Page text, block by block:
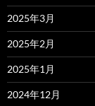
2025年3月
2025年2月
2025年1月
2024年12月